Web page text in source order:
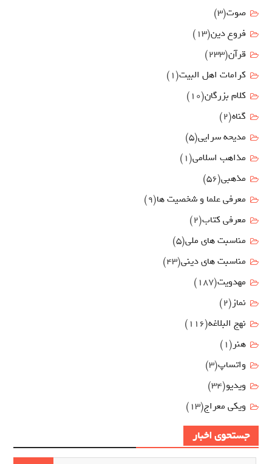
صوت(3)
فروع دين(13)
قرآن(233)
كرامات اهل البيت(1)
کلام بزرگان(10)
گناه(2)
مدیحه سرایی(5)
مذاهب اسلامی(1)
مذهبی(56)
معرفی علما و شخصیت ها(9)
معرفی کتاب(2)
مناسبت هاي ملي(5)
مناسبت های دینی(43)
مهدويت(187)
نماز (2)
نهج البلاغه(116)
هنر (1)
واتساپ(3)
ویدیو(34)
ویکی معراج(13)
جستحوی اخبار